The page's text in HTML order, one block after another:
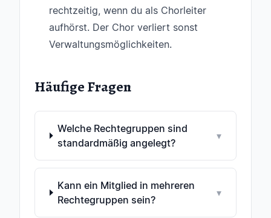
rechtzeitig, wenn du als Chorleiter
aufhörst. Der Chor verliert sonst
Verwaltungsmöglichkeiten.
Häufige Fragen
Welche Rechtegruppen sind
standardmäßig angelegt?
▾
Kann ein Mitglied in mehreren
Rechtegruppen sein?
▾